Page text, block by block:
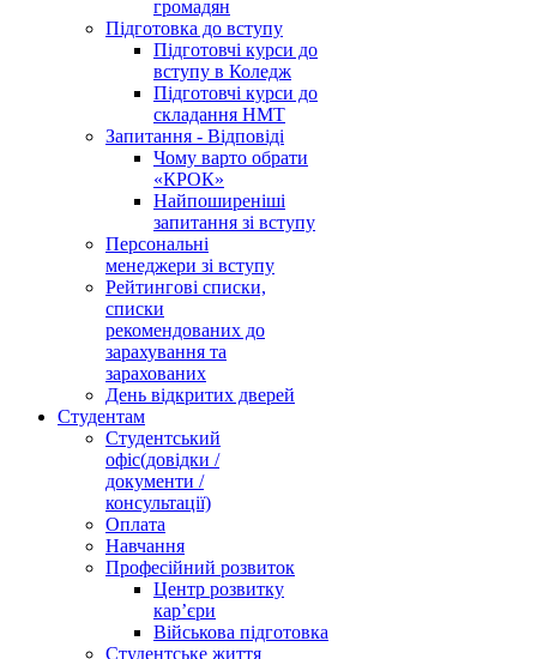
громадян
Підготовка до вступу
Підготовчі курси до
вступу в Коледж
Підготовчі курси до
складання НМТ
Запитання - Відповіді
Чому варто обрати
«КРОК»
Найпоширеніші
запитання зі вступу
Персональні
менеджери зі вступу
Рейтингові списки,
списки
рекомендованих до
зарахування та
зарахованих
День відкритих дверей
Студентам
Студентський
офіс(довідки /
документи /
консультації)
Оплата
Навчання
Професійний розвиток
Центр розвитку
кар’єри
Військова підготовка
Студентське життя